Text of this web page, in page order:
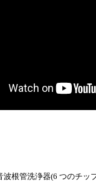
波根管洗浄器(6 つのチッ